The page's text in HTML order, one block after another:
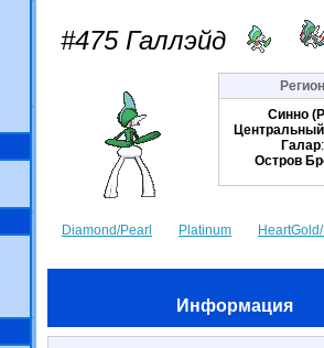
#475 Галлэйд
Синно
Галар
Остров
Diamond/Pearl Platinum
Информация